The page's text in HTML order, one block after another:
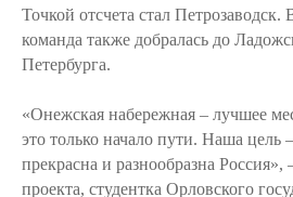
Точкой отсчета стал
команда также добралась до
Петербурга.
«Онежская набережная – лучшее
это только начало пути. Наша цель
прекрасна и разнообразна Россия»,
проекта, студентка Орловского